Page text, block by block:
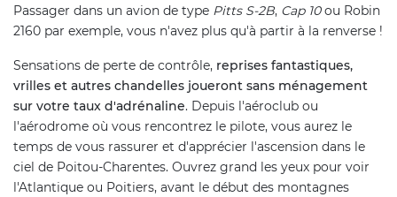
Passager dans un avion de type Pitts S-2B, Cap 10ou Robin
2160 par exemple, vous n'avez plus qu'à partir à la renverse !
Sensations de perte de contrôle, reprises fantastiques,
vrilles et autres chandelles joueront sans ménagement
sur votre taux d'adrénaline. Depuis l'aéroclub ou
l'aérodrome où vous rencontrez le pilote, vous aurez le
temps de vous rassurer et d'apprécier l'ascension dans le
ciel de Poitou-Charentes. Ouvrez grand les yeux pour voir
l'Atlantique ou Poitiers, avant le début des montagnes